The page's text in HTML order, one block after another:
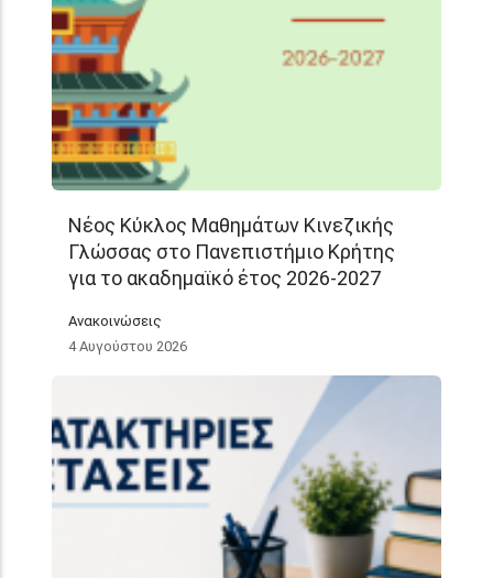
Νέος Κύκλος Μαθημάτων Κινεζικής
Γλώσσας στο Πανεπιστήμιο Κρήτης
για το ακαδημαϊκό έτος 2026-2027
Ανακοινώσεις
4 Αυγούστου 2026